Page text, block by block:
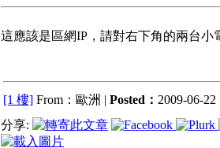
這應該是區網IP，請對右下角的兩台小
[1 樓] From：歐洲 | Posted： 2009-06-22
分享: